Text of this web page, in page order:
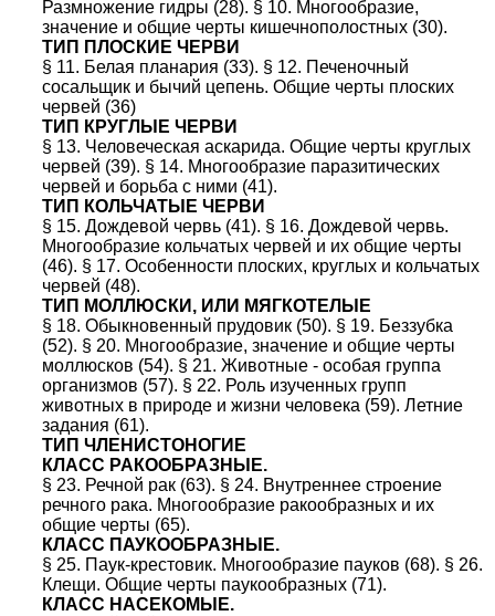
Размножение гидры (28). § 10. Многообразие,
значение и общие черты кишечнополостных (30).
ТИП ПЛОСКИЕ ЧЕРВИ
§ 11. Белая планария (33). § 12. Печеночный
сосальщик и бычий цепень. Общие черты плоских
червей (36)
ТИП КРУГЛЫЕ ЧЕРВИ
§ 13. Человеческая аскарида. Общие черты круглых
червей (39). § 14. Многообразие паразитических
червей и борьба с ними (41).
ТИП КОЛЬЧАТЫЕ ЧЕРВИ
§ 15. Дождевой червь (41). § 16. Дождевой червь.
Многообразие кольчатых червей и их общие черты
(46). § 17. Особенности плоских, круглых и кольчатых
червей (48).
ТИП МОЛЛЮСКИ, ИЛИ МЯГКОТЕЛЫЕ
§ 18. Обыкновенный прудовик (50). § 19. Беззубка
(52). § 20. Многообразие, значение и общие черты
моллюсков (54). § 21. Животные - особая группа
организмов (57). § 22. Роль изученных групп
животных в природе и жизни человека (59). Летние
задания (61).
ТИП ЧЛЕНИСТОНОГИЕ
КЛАСС РАКООБРАЗНЫЕ.
§ 23. Речной рак (63). § 24. Внутреннее строение
речного рака. Многообразие ракообразных и их
общие черты (65).
КЛАСС ПАУКООБРАЗНЫЕ.
§ 25. Паук-крестовик. Многообразие пауков (68). § 26.
Клещи. Общие черты паукообразных (71).
КЛАСС НАСЕКОМЫЕ.